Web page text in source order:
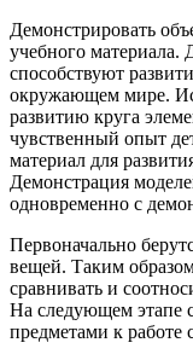
Демонстрировать
учебного материала.
способствуют
окружающем мире.
развитию круга
чувственный опыт
материал для
Демонстрация
одновременно с
Первоначально
вещей. Таким
сравнивать и
На следующем этапе
предметами к работе